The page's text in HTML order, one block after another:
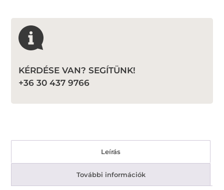
KÉRDÉSE VAN? SEGÍTÜNK!
+36 30 437 9766
Leírás
További információk